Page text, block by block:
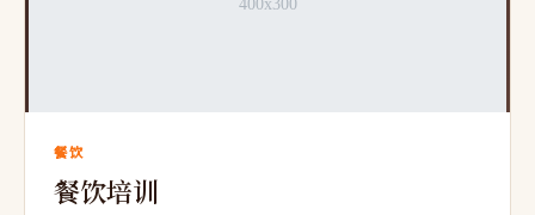
餐饮
餐饮培训